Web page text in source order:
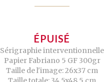
ÉPUISÉ
Sérigraphie interventionnelle
Papier Fabriano 5 GF 300gr
Taille de l'image: 26x37 cm